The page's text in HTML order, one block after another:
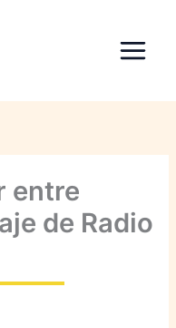
entre
de Radio